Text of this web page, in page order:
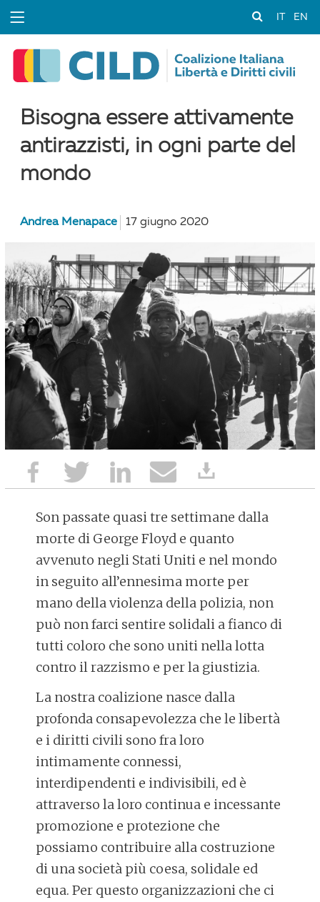
EN
Bisogna essere attivamente
antirazzisti, in ogni parte del
mondo
Andrea Menapace 17 giugno 2020
Son passate quasi tre settimane dalla
morte di George Floyd e quanto
avvenuto negli Stati Uniti e nel mondo
in seguito all’ennesima morte per
mano della violenza della polizia, non
può non farci sentire solidali a fianco di
tutti coloro che sono uniti nella lotta
contro il razzismo e per la giustizia.
La nostra coalizione nasce dalla
profonda consapevolezza che le libertà
e i diritti civili sono fra loro
intimamente connessi,
interdipendenti e indivisibili, ed è
attraverso la loro continua e incessante
promozione e protezione che
possiamo contribuire alla costruzione
di una società più coesa, solidale ed
equa. Per questo organizzazioni che ci